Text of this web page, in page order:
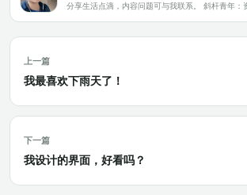
上一篇
我最喜欢下雨天了！
下一篇
我设计的界面，好看吗？